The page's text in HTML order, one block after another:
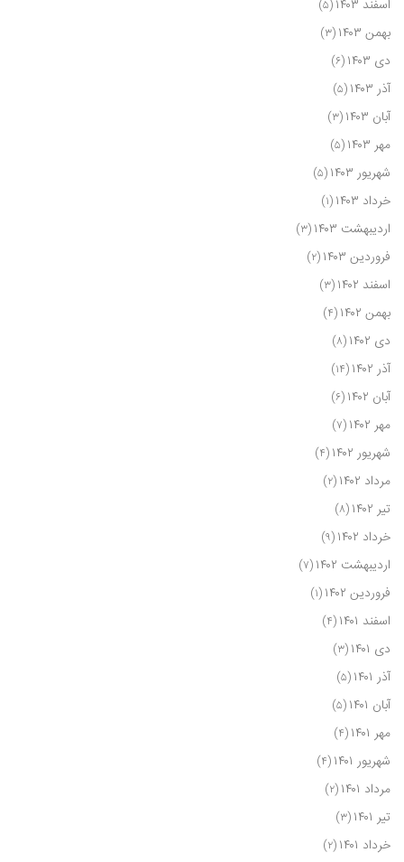
اسفند ۱۴۰۳ (۵)
بهمن ۱۴۰۳ (۳)
دی ۱۴۰۳ (۶)
آذر ۱۴۰۳ (۵)
آبان ۱۴۰۳ (۳)
مهر ۱۴۰۳ (۵)
شهریور ۱۴۰۳ (۵)
خرداد ۱۴۰۳ (۱)
اردیبهشت ۱۴۰۳ (۳)
فروردین ۱۴۰۳ (۲)
اسفند ۱۴۰۲ (۳)
بهمن ۱۴۰۲ (۴)
دی ۱۴۰۲ (۸)
آذر ۱۴۰۲ (۱۴)
آبان ۱۴۰۲ (۶)
مهر ۱۴۰۲ (۷)
شهریور ۱۴۰۲ (۴)
مرداد ۱۴۰۲ (۲)
تیر ۱۴۰۲ (۸)
خرداد ۱۴۰۲ (۹)
اردیبهشت ۱۴۰۲ (۷)
فروردین ۱۴۰۲ (۱)
اسفند ۱۴۰۱ (۴)
دی ۱۴۰۱ (۳)
آذر ۱۴۰۱ (۵)
آبان ۱۴۰۱ (۵)
مهر ۱۴۰۱ (۴)
شهریور ۱۴۰۱ (۴)
مرداد ۱۴۰۱ (۲)
تیر ۱۴۰۱ (۳)
خرداد ۱۴۰۱ (۲)